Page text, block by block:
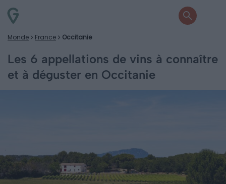
Monde France Occitanie
Les 6 appellations de vins à connaître
et à déguster en Occitanie